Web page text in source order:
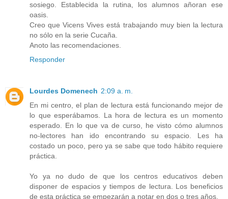
sosiego. Establecida la rutina, los alumnos añoran ese
oasis.
Creo que Vicens Vives está trabajando muy bien la lectura
no sólo en la serie Cucaña.
Anoto las recomendaciones.
Responder
Lourdes Domenech 2:09 a. m.
En mi centro, el plan de lectura está funcionando mejor de
lo que esperábamos. La hora de lectura es un momento
esperado. En lo que va de curso, he visto cómo alumnos
no-lectores han ido encontrando su espacio. Les ha
costado un poco, pero ya se sabe que todo hábito requiere
práctica.
Yo ya no dudo de que los centros educativos deben
disponer de espacios y tiempos de lectura. Los beneficios
de esta práctica se empezarán a notar en dos o tres años.